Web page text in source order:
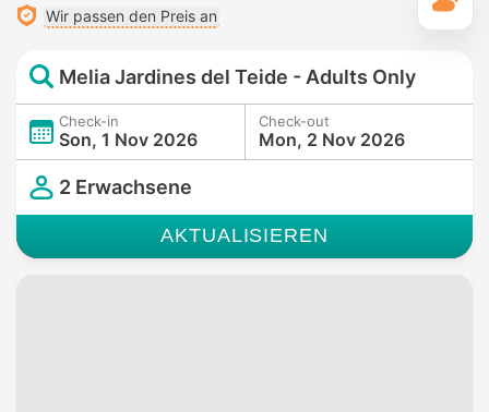
Wir passen den Preis an
Melia Jardines del Teide - Adults Only
Check-in
Son, 1 Nov 2026
Check-out
Mon, 2 Nov 2026
2 Erwachsene
AKTUALISIEREN